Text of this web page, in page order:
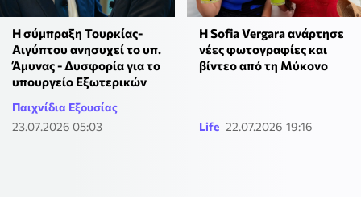
Η σύμπραξη Τουρκίας-
Αιγύπτου ανησυχεί το υπ.
Άμυνας - Δυσφορία για το
υπουργείο Εξωτερικών
Παιχνίδια Εξουσίας
23.07.2026 05:03
H Sofia Vergara ανάρτησε
νέες φωτογραφίες και
βίντεο από τη Μύκονο
Life 22.07.2026 19:16